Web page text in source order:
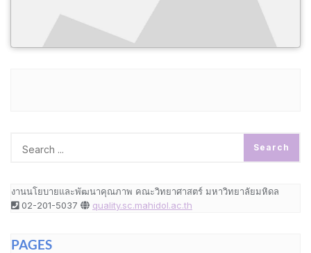
งานนโยบายและพัฒนาคุณภาพ คณะวิทยาศาสตร์ มหาวิทยาลัยมหิดล
02-201-5037
quality.sc.mahidol.ac.th
PAGES